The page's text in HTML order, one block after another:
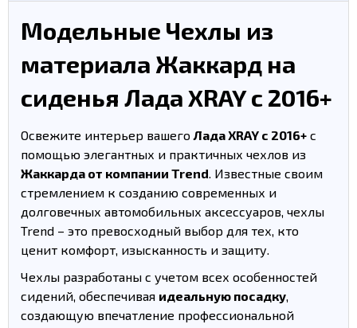
Модельные Чехлы из
материала Жаккард на
сиденья Лада XRAY с 2016+
Освежите интерьер вашегоЛада XRAY с 2016+ с
помощью элегантных и практичных чехлов из
Жаккарда от компании Trend. Известные своим
стремлением к созданию современных и
долговечных автомобильных аксессуаров, чехлы
Trend – это превосходный выбор для тех, кто
ценит комфорт, изысканность и защиту.
Чехлы разработаны с учетом всех особенностей
сидений, обеспечивая идеальную посадку,
создающую впечатление профессиональной